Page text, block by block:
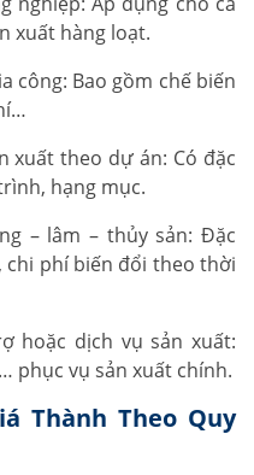
xuất hàng loạt.
công: Bao gồm chế biến
xuất theo dự án: Có đặc
hạng mục.
– lâm – thủy sản: Đặc
phí biến đổi theo thời
hoặc dịch vụ sản xuất:
phục vụ sản xuất chính.
Thành Theo Quy